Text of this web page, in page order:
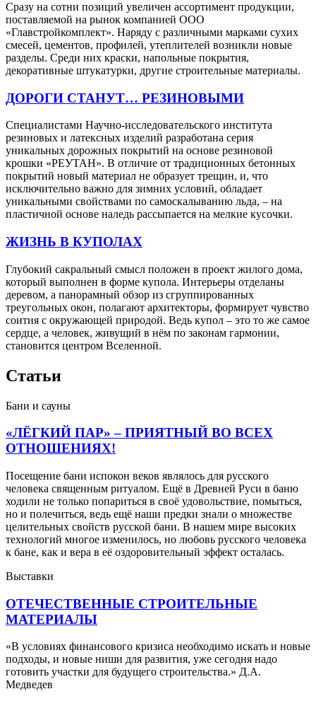
Сразу на сотни позиций увеличен ассортимент продукции,
поставляемой на рынок компанией ООО
«Главстройкомплект». Наряду с различными марками сухих
смесей, цементов, профилей, утеплителей возникли новые
разделы. Среди них краски, напольные покрытия,
декоративные штукатурки, другие строительные материалы.
ДОРОГИ СТАНУТ… РЕЗИНОВЫМИ
Специалистами Научно-исследовательского института
резиновых и латексных изделий разработана серия
уникальных дорожных покрытий на основе резиновой
крошки «РЕУТАН». В отличие от традиционных бетонных
покрытий новый материал не образует трещин, и, что
исключительно важно для зимних условий, обладает
уникальными свойствами по самоскалыванию льда, – на
пластичной основе наледь рассыпается на мелкие кусочки.
ЖИЗНЬ В КУПОЛАХ
Глубокий сакральный смысл положен в проект жилого дома,
который выполнен в форме купола. Интерьеры отделаны
деревом, а панорамный обзор из сгруппированных
треугольных окон, полагают архитекторы, формирует чувство
соития с окружающей природой. Ведь купол – это то же самое
сердце, а человек, живущий в нём по законам гармонии,
становится центром Вселенной.
Статьи
Бани и сауны
«ЛЁГКИЙ ПАР» – ПРИЯТНЫЙ ВО ВСЕХ
ОТНОШЕНИЯХ!
Посещение бани испокон веков являлось для русского
человека священным ритуалом. Ещё в Древней Руси в баню
ходили не только попариться в своё удовольствие, помыться,
но и полечиться, ведь ещё наши предки знали о множестве
целительных свойств русской бани. В нашем мире высоких
технологий многое изменилось, но любовь русского человека
к бане, как и вера в её оздоровительный эффект осталась.
Выставки
ОТЕЧЕСТВЕННЫЕ СТРОИТЕЛЬНЫЕ
МАТЕРИАЛЫ
«В условиях финансового кризиса необходимо искать и новые
подходы, и новые ниши для развития, уже сегодня надо
готовить участки для будущего строительства.» Д.А.
Медведев